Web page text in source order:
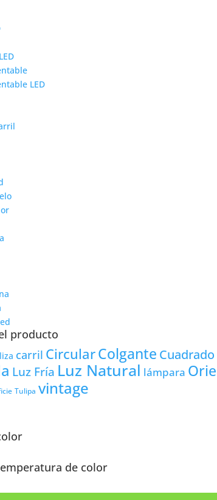
LED
producto
carril CircularColgante Cuadrado
Luz Fría Luz Natural lámpara
Tulipa vintage
de color